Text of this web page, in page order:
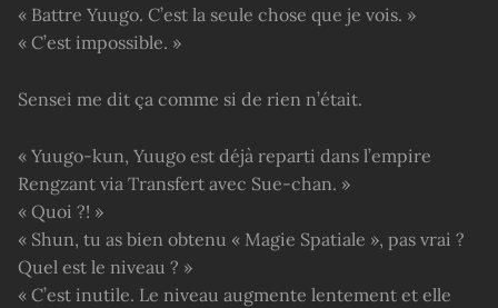
« Battre Yuugo. C’est la seule chose que je vois. »
« C’est impossible. »
Sensei me dit ça comme si de rien n’était.
« Yuugo-kun, Yuugo est déjà reparti dans l’empire
Rengzant via Transfert avec Sue-chan. »
« Quoi ?! »
« Shun, tu as bien obtenu « Magie Spatiale », pas vrai ?
Quel est le niveau ? »
« C’est inutile. Le niveau augmente lentement et elle